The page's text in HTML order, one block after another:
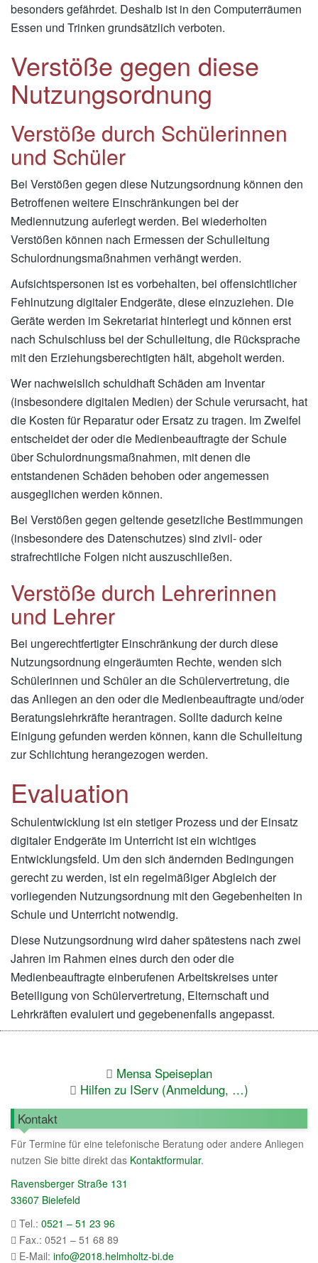
besonders gefährdet. Deshalb ist in den Computerräumen
Essen und Trinken grundsätzlich verboten.
Verstöße gegen diese
Nutzungsordnung
Verstöße durch Schülerinnen
und Schüler
Bei Verstößen gegen diese Nutzungsordnung können den
Betroffenen weitere Einschränkungen bei der
Mediennutzung auferlegt werden. Bei wiederholten
Verstößen können nach Ermessen der Schulleitung
Schulordnungsmaßnahmen verhängt werden.
Aufsichtspersonen ist es vorbehalten, bei offensichtlicher
Fehlnutzung digitaler Endgeräte, diese einzuziehen. Die
Geräte werden im Sekretariat hinterlegt und können erst
nach Schulschluss bei der Schulleitung, die Rücksprache
mit den Erziehungsberechtigten hält, abgeholt werden.
Wer nachweislich schuldhaft Schäden am Inventar
(insbesondere digitalen Medien) der Schule verursacht, hat
die Kosten für Reparatur oder Ersatz zu tragen. Im Zweifel
entscheidet der oder die Medienbeauftragte der Schule
über Schulordnungsmaßnahmen, mit denen die
entstandenen Schäden behoben oder angemessen
ausgeglichen werden können.
Bei Verstößen gegen geltende gesetzliche Bestimmungen
(insbesondere des Datenschutzes) sind zivil- oder
strafrechtliche Folgen nicht auszuschließen.
Verstöße durch Lehrerinnen
und Lehrer
Bei ungerechtfertigter Einschränkung der durch diese
Nutzungsordnung eingeräumten Rechte, wenden sich
Schülerinnen und Schüler an die Schülervertretung, die
das Anliegen an den oder die Medienbeauftragte und/oder
Beratungslehrkräfte herantragen. Sollte dadurch keine
Einigung gefunden werden können, kann die Schulleitung
zur Schlichtung herangezogen werden.
Evaluation
Schulentwicklung ist ein stetiger Prozess und der Einsatz
digitaler Endgeräte im Unterricht ist ein wichtiges
Entwicklungsfeld. Um den sich ändernden Bedingungen
gerecht zu werden, ist ein regelmäßiger Abgleich der
vorliegenden Nutzungsordnung mit den Gegebenheiten in
Schule und Unterricht notwendig.
Diese Nutzungsordnung wird daher spätestens nach zwei
Jahren im Rahmen eines durch den oder die
Medienbeauftragte einberufenen Arbeitskreises unter
Beteiligung von Schülervertretung, Elternschaft und
Lehrkräften evaluiert und gegebenenfalls angepasst.
Mensa Speiseplan
Hilfen zu IServ (Anmeldung, …)
Kontakt
Für Termine für eine telefonische Beratung oder andere Anliegen
nutzen Sie bitte direkt das Kontaktformular.
Ravensberger Straße 131
33607 Bielefeld
Tel.: 0521 – 51 23 96
Fax.: 0521 – 51 68 89
E-Mail: info@2018.helmholtz-bi.de